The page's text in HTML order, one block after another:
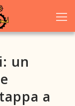
un
a